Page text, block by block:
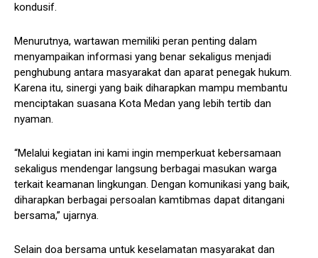
kondusif.
Menurutnya, wartawan memiliki peran penting dalam
menyampaikan informasi yang benar sekaligus menjadi
penghubung antara masyarakat dan aparat penegak hukum.
Karena itu, sinergi yang baik diharapkan mampu membantu
menciptakan suasana Kota Medan yang lebih tertib dan
nyaman.
“Melalui kegiatan ini kami ingin memperkuat kebersamaan
sekaligus mendengar langsung berbagai masukan warga
terkait keamanan lingkungan. Dengan komunikasi yang baik,
diharapkan berbagai persoalan kamtibmas dapat ditangani
bersama,” ujarnya.
Selain doa bersama untuk keselamatan masyarakat dan